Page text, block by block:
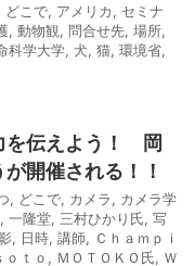
どこで, アメリカ, セミナ
, 動物観, 問合せ先, 場所,
科学大学, 犬, 猫, 環境省,
を伝えよう！ 岡
開催される！！
, どこで, カメラ, カメラ学
, 一隆堂, 三村ひかり氏, 写
, 日時, 講師, Ｃｈａｍｐｉ
ｔｏ , ＭＯＴＯＫＯ氏, Ｗ